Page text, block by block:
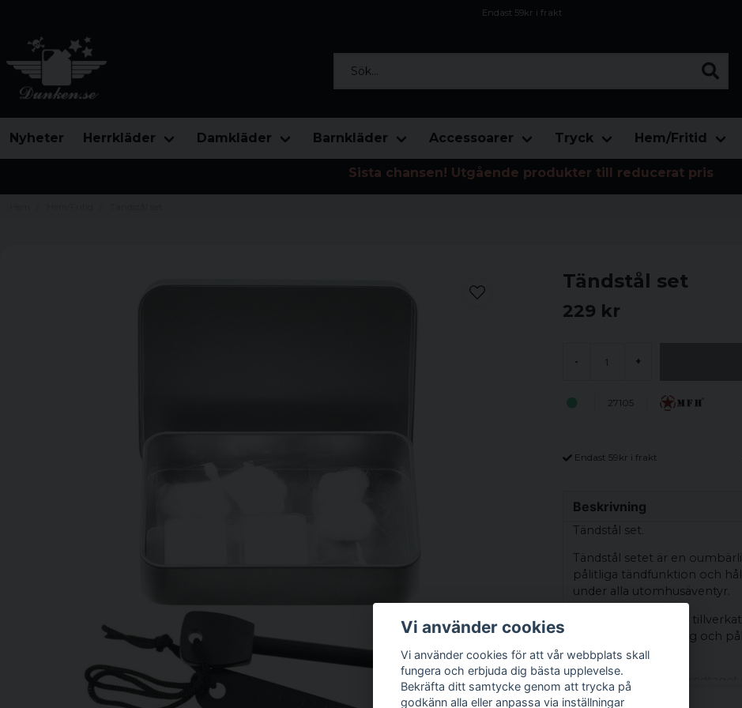
Endast 59kr i frakt
Nyheter Herrkläder Damkläder Barnkläder Accessoarer Tryck Hem/Fritid
Sista chansen! Utgående produkter till reducerat pris
Tändstål set
229 kr
- +
27105
Endast 59kr i frakt
Beskrivning
Tändstål set.
Tändstål setet är en
pålitliga tändfunktion och
under alla utomhusäventyr.
Detta tändstål set är
långvarig användning och
förhållandena.
Det ergonomiska handtaget
handskar eller i kalla
Vi använder cookies
Vi använder cookies för att vår webbplats skall
fungera och erbjuda dig bästa upplevelse.
Bekräfta ditt samtycke genom att trycka på
godkänn alla eller anpassa via inställningar